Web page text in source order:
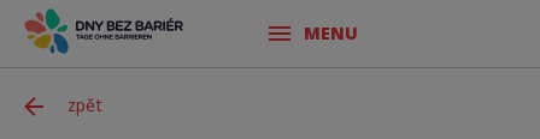
MENU
zpět